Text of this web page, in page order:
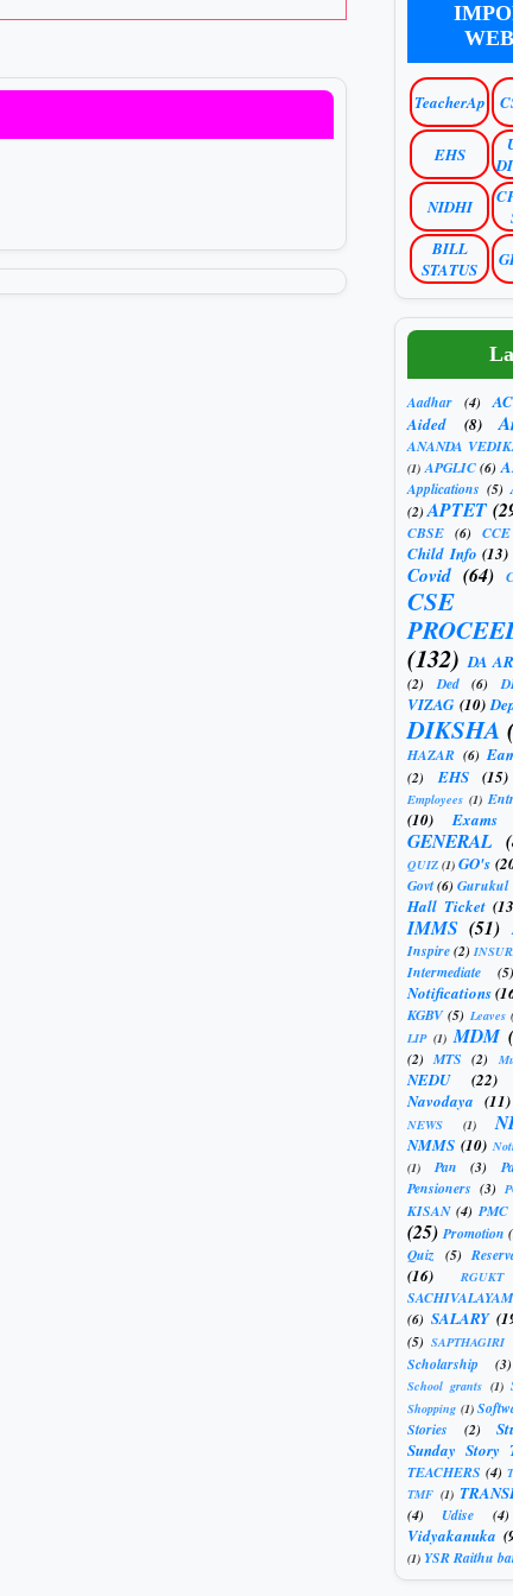
TeacherAp
EHS
NIDHI
BILL
STATUS
Aadhar (4)
Aided
(8)
ANANDA
(1) APGLIC (6)
Applications (5)
(2)APTET
CBSE (6) CCE
Child Info (13)
Covid (64)
CSE
(132) DA
(2) Ded (6)
VIZAG (10)
DIKSHA
HAZAR (6)
(2) EHS (15)
Employees (1)
(10) Exams
GENERAL
QUIZ (1) GO's
Govt(6)Gurukul
Hall Ticket
IMMS (51)
Inspire(2)
Intermediate (5)
Notifications
KGBV (5) Leaves
LIP (1) MDM
(2) MTS (2)
NEDU
(22)
Navodaya (11)
NEWS (1)
NMMS (10)
(1)
Pan (3)
Pensioners (3)
KISAN (4) PMC
(25) Promotion
Quiz (5)
(16) RGUKT
SACHIVALAYAM
(6) SALARY
(5) SAPTHAGIRI
Scholarship (3)
School grants (1)
Shopping (1)
Stories
(2)
Sunday Story
TEACHERS (4)
TMF (1)
(4) Udise (4)
Vidyakanuka
(1) YSR Raithu